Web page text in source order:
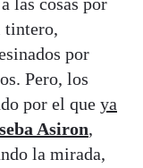
tintero,
por
Pero, los
por el que ya
Asiron,
la mirada,